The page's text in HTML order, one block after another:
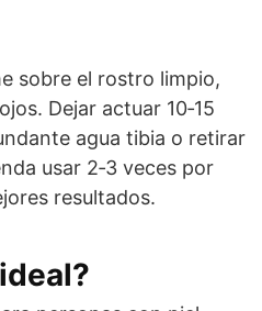
sobre el rostro limpio,
Dejar actuar 10‑15
agua tibia o retirar
usar 2‑3 veces por
resultados.